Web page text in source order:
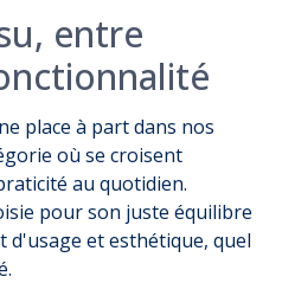
entre
place à part dans nos
où se croisent
au quotidien.
pour son juste équilibre
et esthétique, quel